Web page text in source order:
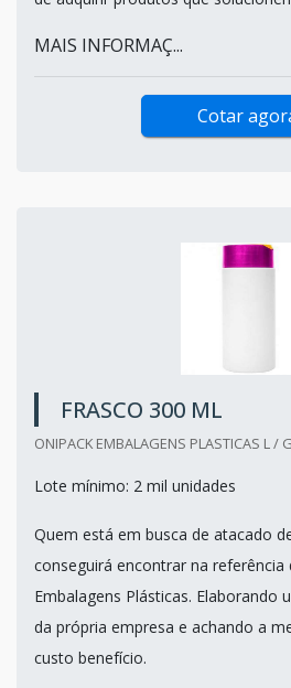
MAIS INFORMAÇ...
Cotar
FRASCO 300 ML
ONIPACK EMBALAGENS PLASTICAS L /
Lote mínimo: 2 mil unidades
Quem está em busca de atacado
conseguirá encontrar na
Embalagens Plásticas. Elaborando
da própria empresa e achando a
custo benefício.